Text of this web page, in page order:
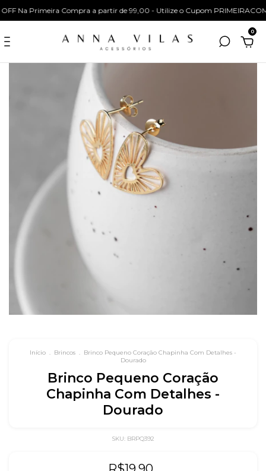
0
Na Primeira Compra a partir de 99,00 - Utilize o Cupom
Início Brincos
Brinco Pequeno Coração Chapinha Com Detalhes -
Dourado
Brinco Pequeno Coração
Chapinha Com Detalhes -
Dourado
SKU: BRPQ392